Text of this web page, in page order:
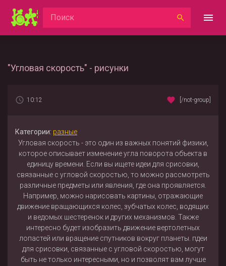
"Угловая скорость" - рисунки
10:12 [/not-group]
Категории: разные
Угловая скорость - это один из важных понятий физики,
которое описывает изменение угла поворота объекта в
единицу времени. Если вы ищете идеи для срисовки,
связанные с угловой скоростью, то можно рассмотреть
различные предметы или явления, где она проявляется.
Например, можно нарисовать картины, отражающие
движение вращающихся колес, зубчатых колес, водящих
и ведомых шестеренок и других механизмов. Также
интересно будет изобразить движение вертолетных
лопастей или вращение спутников вокруг планеты. пдеи
для срисовки, связанные с угловой скоростью, могут
быть не только интересными, но и позволят вам лучше